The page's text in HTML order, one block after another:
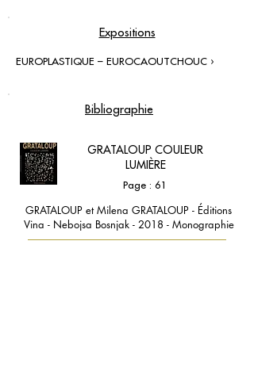
Expositions
EUROPLASTIQUE – EUROCAOUTCHOUC ›
Bibliographie
GRATALOUP COULEUR
LUMIÈRE
Page : 61
GRATALOUP et Milena GRATALOUP - Éditions
Vina - Nebojsa Bosnjak - 2018 - Monographie